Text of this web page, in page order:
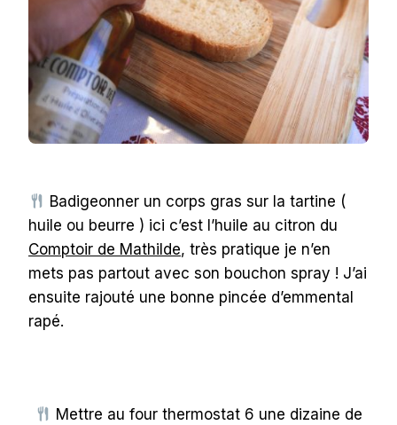
Badigeonner un corps gras sur la tartine (
huile ou beurre ) ici c’est l’huile au citron du
Comptoir de Mathilde, très pratique je n’en
mets pas partout avec son bouchon spray ! J’ai
ensuite rajouté une bonne pincée d’emmental
rapé.
Mettre au four thermostat 6 une dizaine de